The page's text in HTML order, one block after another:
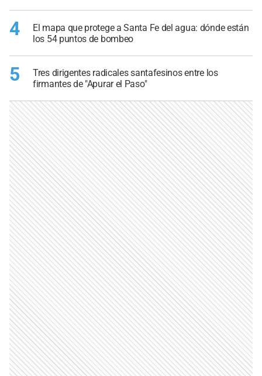
4
El mapa que protege a Santa Fe del agua: dónde están
los 54 puntos de bombeo
5
Tres dirigentes radicales santafesinos entre los
firmantes de "Apurar el Paso"